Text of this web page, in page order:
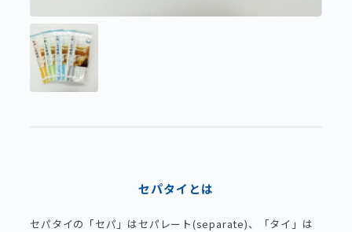
セパタイとは
セパタイの「セパ」はセパレート(separate)、「タイ」は